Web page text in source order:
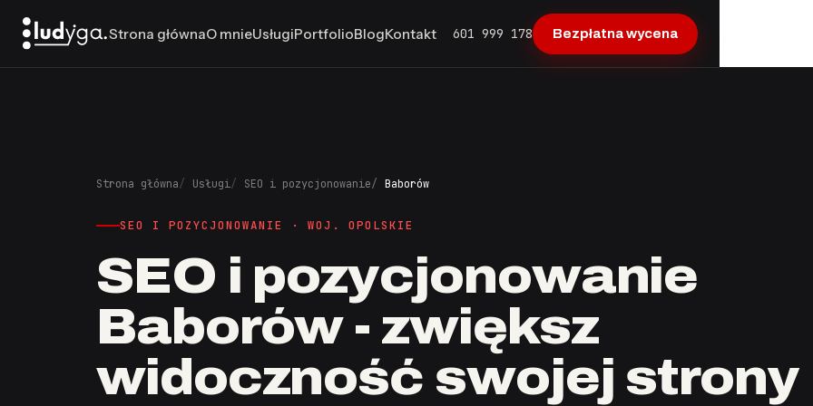
Strona głównaO mnieUsługiPortfolioBlogKontakt 601 999 178 Bezpłatna wycena
Strona główna Usługi SEO i pozycjonowanie Baborów
SEO I POZYCJONOWANIE · WOJ. OPOLSKIE
SEO i pozycjonowanie
Baborów - zwiększ
widoczność swojej strony